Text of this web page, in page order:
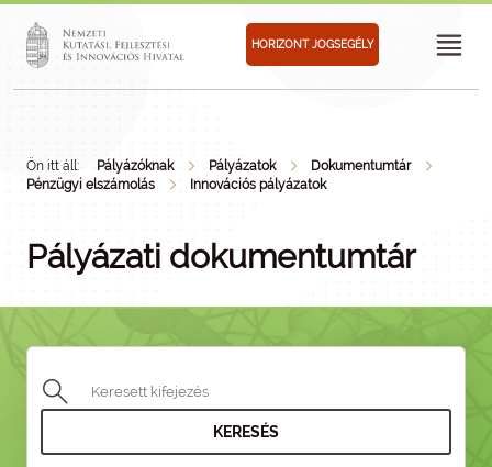
HORIZONT JOGSEGÉLY
Ön itt áll: Pályázóknak Pályázatok
Dokumentumtár
Pénzügyi elszámolás
Innovációs pályázatok
Pályázati dokumentumtár
KERESÉS